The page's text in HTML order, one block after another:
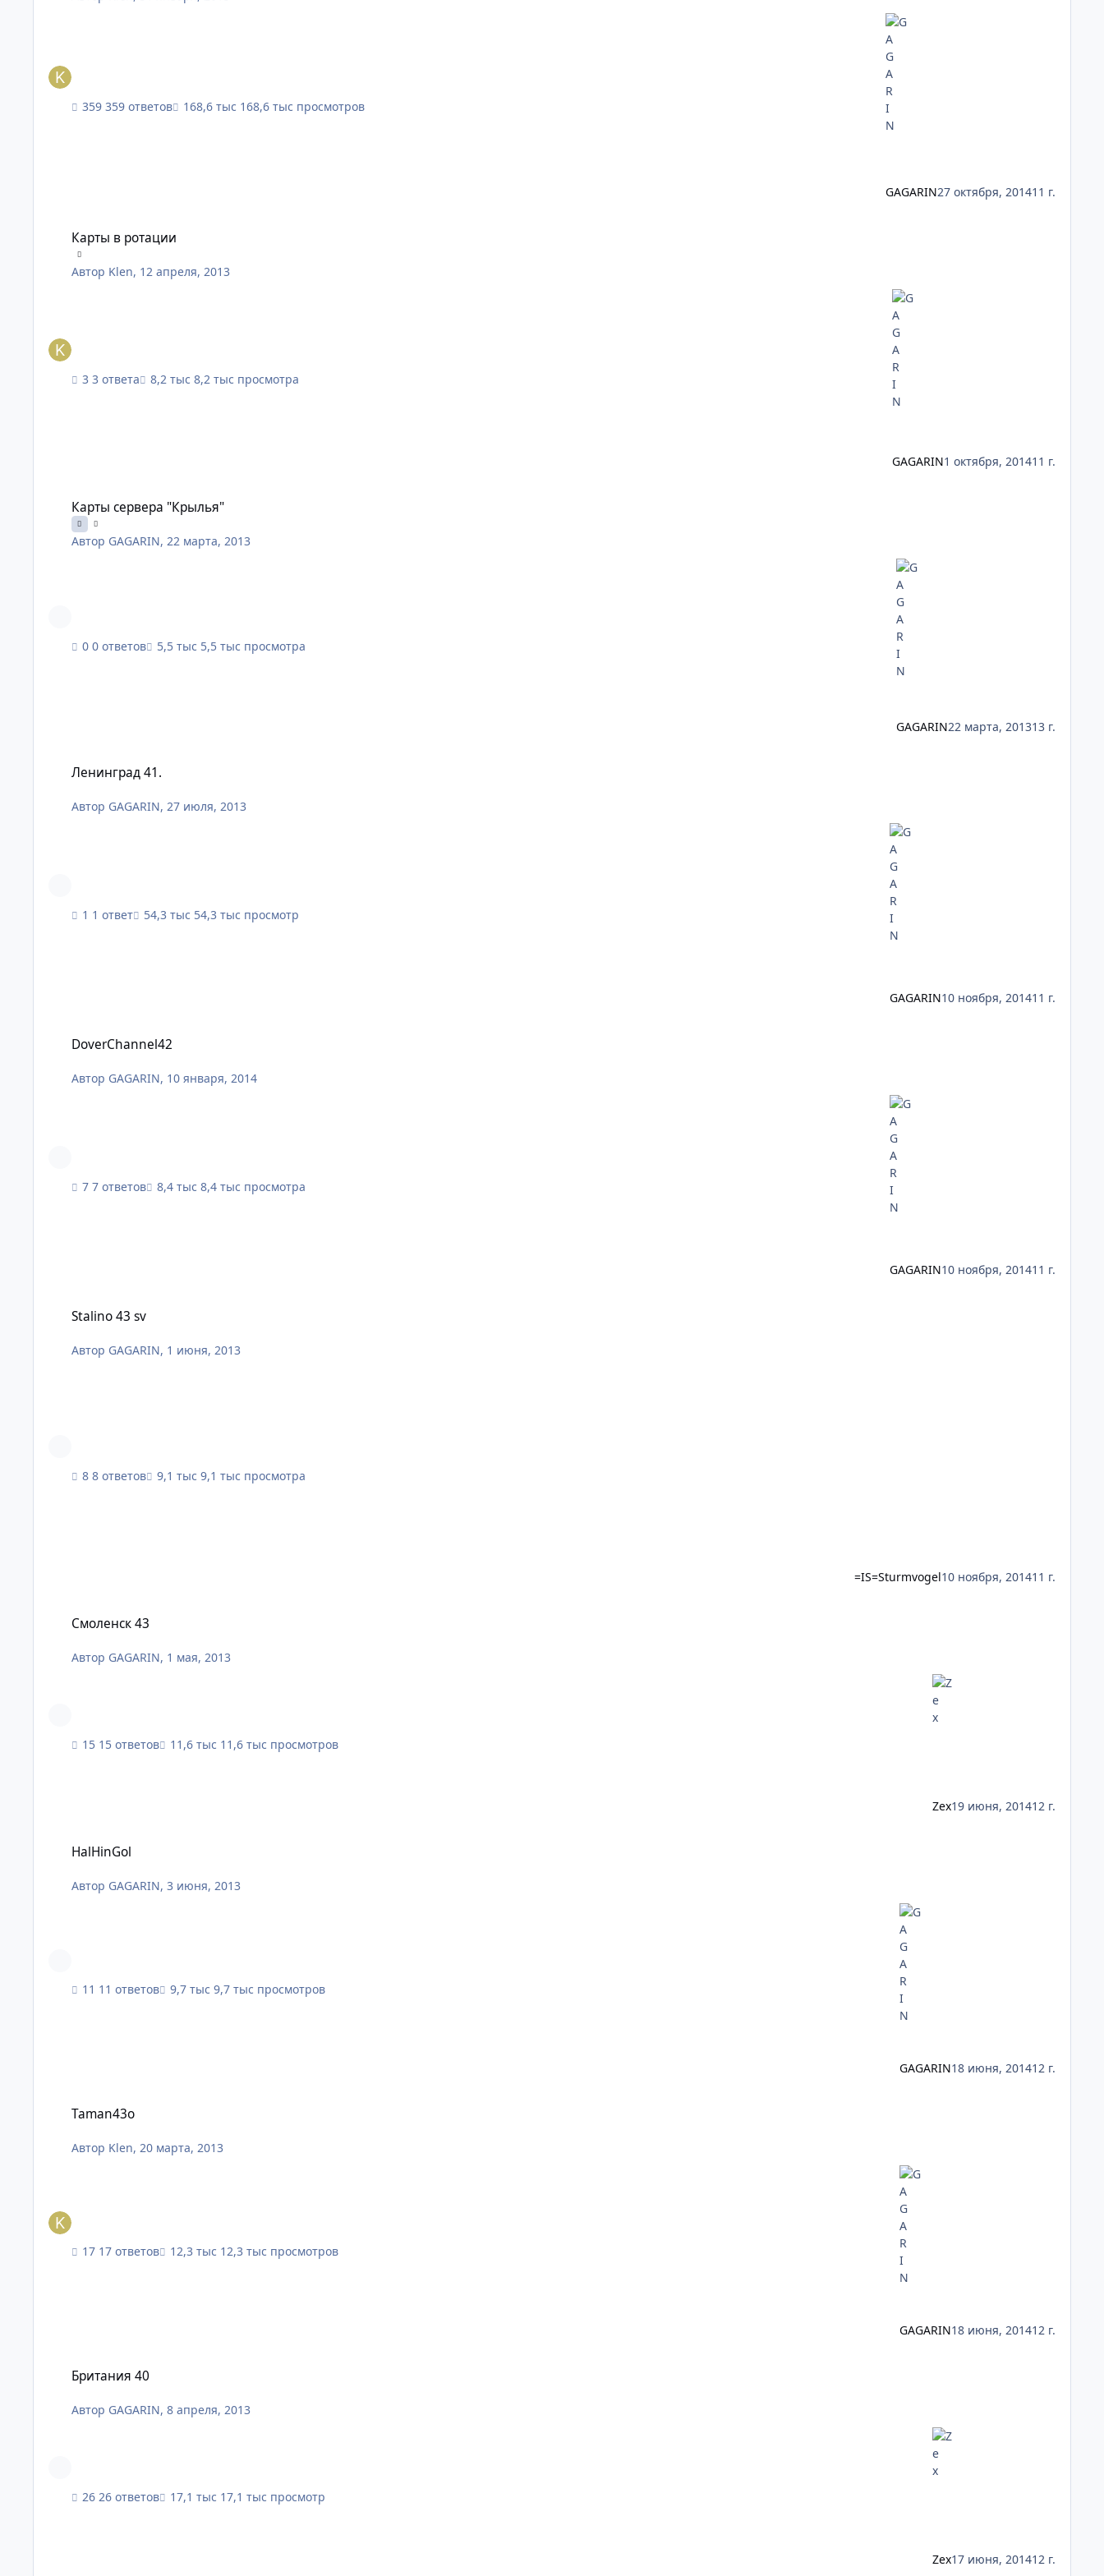
359 ответов 168,6 тыс просмотров
GAGARIN27 октября, 201411 г.
Карты в ротации
Автор Klen, 12 апреля, 2013
3 ответа 8,2 тыс просмотра
GAGARIN1 октября, 201411 г.
Карты сервера "Крылья"
Автор GAGARIN,22 марта, 2013
0 ответов 5,5 тыс просмотра
GAGARIN22 марта, 201313 г.
Ленинград 41.
Автор GAGARIN,27 июля, 2013
1 ответ 54,3 тыс просмотр
GAGARIN10 ноября, 201411 г.
DoverChannel42
Автор GAGARIN, 10 января, 2014
7 ответов 8,4 тыс просмотра
GAGARIN10 ноября, 201411 г.
Stalino 43 sv
Автор GAGARIN, 1 июня, 2013
8 ответов 9,1 тыс просмотра
=IS=Sturmvogel10 ноября, 201411 г.
Смоленск 43
Автор GAGARIN, 1 мая, 2013
15 ответов 11,6 тыс просмотров
Zex19 июня, 201412 г.
HalHinGol
Автор GAGARIN,3 июня, 2013
11 ответов 9,7 тыс просмотров
GAGARIN18 июня, 201412 г.
Taman43o
Автор Klen,20 марта, 2013
17 ответов 12,3 тыс просмотров
GAGARIN18 июня, 201412 г.
Британия 40
Автор GAGARIN,8 апреля, 2013
26 ответов 17,1 тыс просмотр
Zex17 июня, 201412 г.